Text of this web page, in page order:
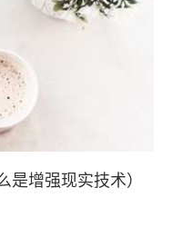
增强现实技术）